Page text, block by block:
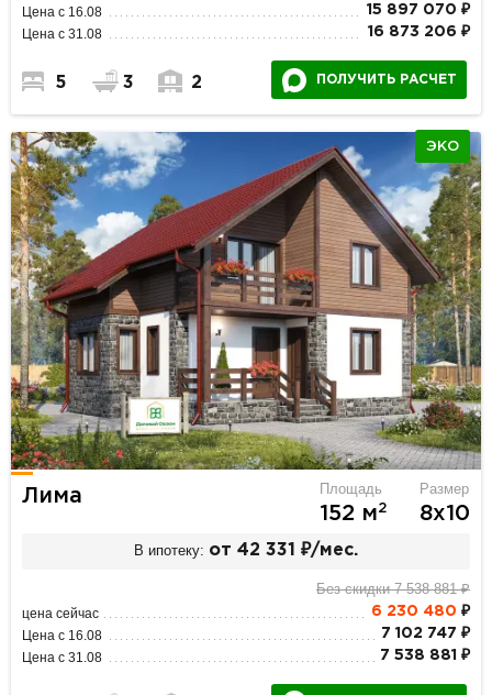
Цена с 16.08 15 897 070 ₽
Цена с 31.08 16 873 206 ₽
5 3 2 ПОЛУЧИТЬ РАСЧЕТ
ЭКО
Лима Площадь
152 м2
Размер
8х10
В ипотеку: от 42 331 ₽/мес.
Без скидки 7 538 881 ₽
цена сейчас 6 230 480 ₽
Цена с 16.08 7 102 747 ₽
Цена с 31.08 7 538 881 ₽